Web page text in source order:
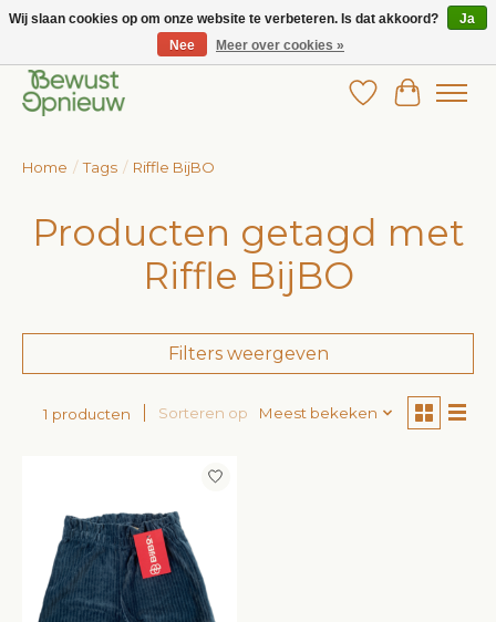
Wij bieden het grootste aanbod in betaalbare kinderkleding!
Verlanglijst
Home / Tags / Riffle BijBO
Producten getagd met
Riffle BijBO
Filters weergeven
1 producten Sorteren op Meest bekeken
Wij slaan cookies op om onze website te verbeteren. Is dat akkoord?
Ja
Nee
Meer over cookies »